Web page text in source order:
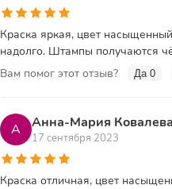
Краска яркая, цвет
надолго. Штампы получаются
Вам помог этот отзыв?
Да 0
А Анна-Мария Ковалева
17 сентября 2023
Краска отличная, цвет